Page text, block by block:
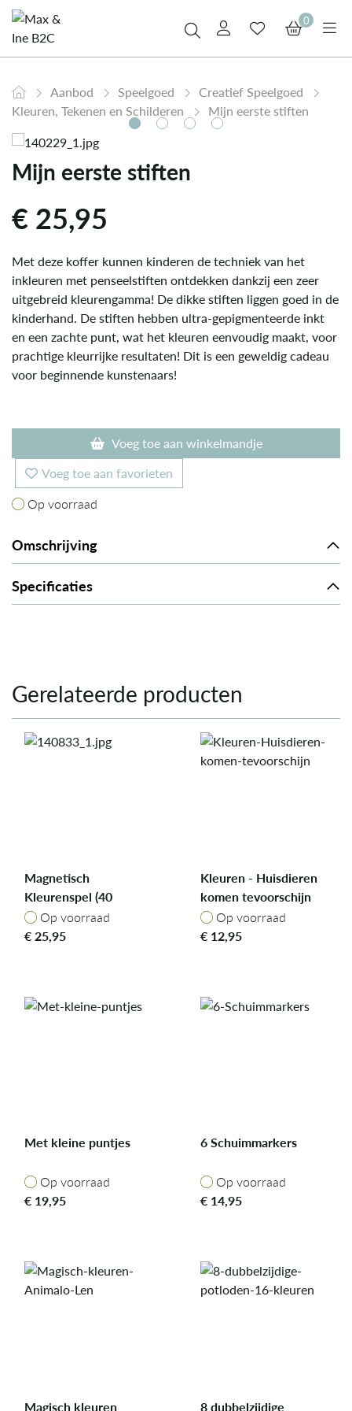
0
Aanbod Speelgoed
Creatief Speelgoed
Kleuren, Tekenen en Schilderen
Mijn eerste stiften
Mijn eerste stiften
€25,95
Met deze koffer kunnen kinderen de techniek van het
inkleuren met penseelstiften ontdekken dankzij een zeer
uitgebreid kleurengamma! De dikke stiften liggen goed in de
kinderhand. De stiften hebben ultra-gepigmenteerde inkt
en een zachte punt, wat het kleuren eenvoudig maakt, voor
prachtige kleurrijke resultaten! Dit is een geweldig cadeau
voor beginnende kunstenaars!
Voeg toe aan winkelmandje
Voeg toe aan favorieten
Op voorraad
Op voorraad
Omschrijving
Specificaties
Gerelateerde producten
Magnetisch
Kleurenspel (40
stukken) - 14,5 x 19
cm / huisje
Op voorraad
Op voorraad
€25,95
Kleuren - Huisdieren
komen tevoorschijn
Op voorraad
Op voorraad
€ 12,95
Met kleine puntjes
Op voorraad
Op voorraad
€ 19,95
6 Schuimmarkers
Op voorraad
Op voorraad
€ 14,95
Magisch kleuren
8 dubbelzijdige